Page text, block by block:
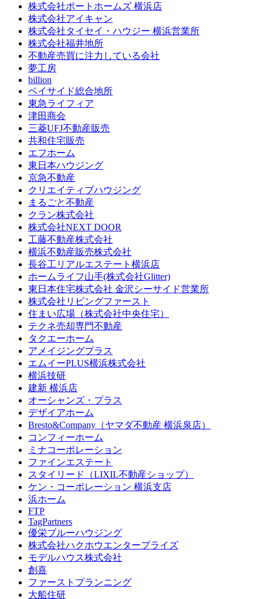
株式会社ポートホームズ 横浜店
株式会社アイキャン
株式会社タイセイ・ハウジー 横浜営業所
株式会社福井地所
不動産売買に注力している会社
夢工房
billion
ベイサイド総合地所
東急ライフィア
津田商会
三菱UFJ不動産販売
共和住宅販売
エフホーム
東日本ハウジング
京急不動産
クリエイティブハウジング
まるごと不動産
クラン株式会社
株式会社NEXT DOOR
工藤不動産株式会社
横浜不動産販売株式会社
長谷工リアルエステート横浜店
ホームライフ山手(株式会社Glitter)
東日本住宅株式会社 金沢シーサイド営業所
株式会社リビングファースト
住まい広場（株式会社中央住宅）
テクネ売却専門不動産
タクエーホーム
アメイジングプラス
エムイーPLUS横浜株式会社
横浜技研
建新 横浜店
オーシャンズ・プラス
デザイアホーム
Bresto&Company（ヤマダ不動産 横浜泉店）
コンフィーホーム
ミナコーポレーション
ファインエステート
スタイリード（LIXIL不動産ショップ）
ケン・コーポレーション 横浜支店
浜ホーム
FTP
TagPartners
優栄ブルーハウジング
株式会社ハクホウエンタープライズ
モデルハウス株式会社
創喜
ファーストプランニング
大船住研